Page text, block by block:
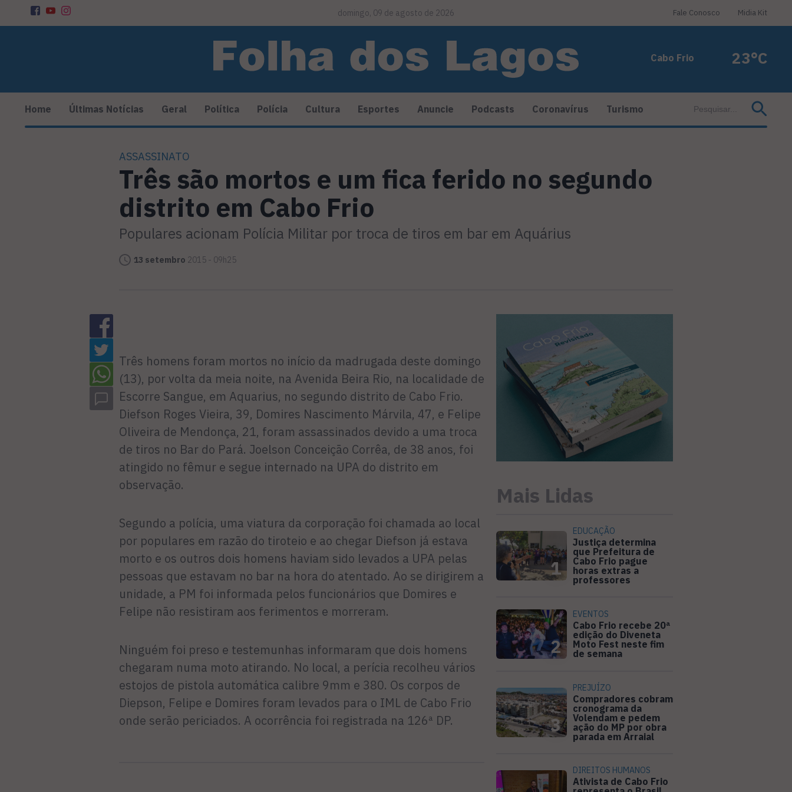
domingo, 09 de agosto de 2026 Fale Conosco Midia Kit
Cabo Frio 23°C
Home Últimas Notícias Geral Política Polícia Cultura Esportes Anuncie Podcasts Coronavírus Turismo
ASSASSINATO
Três são mortos e um fica ferido no segundo
distrito em Cabo Frio
Populares acionam Polícia Militar por troca de tiros em bar em Aquárius
13 setembro 2015 - 09h25
Três homens foram mortos no início da madrugada deste domingo
(13), por volta da meia noite, na Avenida Beira Rio, na localidade de
Escorre Sangue, em Aquarius, no segundo distrito de Cabo Frio.
Diefson Roges Vieira, 39, Domires Nascimento Márvila, 47, e Felipe
Oliveira de Mendonça, 21, foram assassinados devido a uma troca
de tiros no Bar do Pará. Joelson Conceição Corrêa, de 38 anos, foi
atingido no fêmur e segue internado na UPA do distrito em
observação.
Segundo a polícia, uma viatura da corporação foi chamada ao local
por populares em razão do tiroteio e ao chegar Diefson já estava
morto e os outros dois homens haviam sido levados a UPA pelas
pessoas que estavam no bar na hora do atentado. Ao se dirigirem a
unidade, a PM foi informada pelos funcionários que Domires e
Felipe não resistiram aos ferimentos e morreram.
Ninguém foi preso e testemunhas informaram que dois homens
chegaram numa moto atirando. No local, a perícia recolheu vários
estojos de pistola automática calibre 9mm e 380. Os corpos de
Diepson, Felipe e Domires foram levados para o IML de Cabo Frio
onde serão periciados. A ocorrência foi registrada na 126ª DP.
Mais Lidas
1
EDUCAÇÃO
Justiça determina
que Prefeitura de
Cabo Frio pague
horas extras a
professores
2
EVENTOS
Cabo Frio recebe 20ª
edição do Diveneta
Moto Fest neste fim
de semana
3
PREJUÍZO
Compradores cobram
cronograma da
Volendam e pedem
ação do MP por obra
parada em Arraial
DIREITOS HUMANOS
Ativista de Cabo Frio